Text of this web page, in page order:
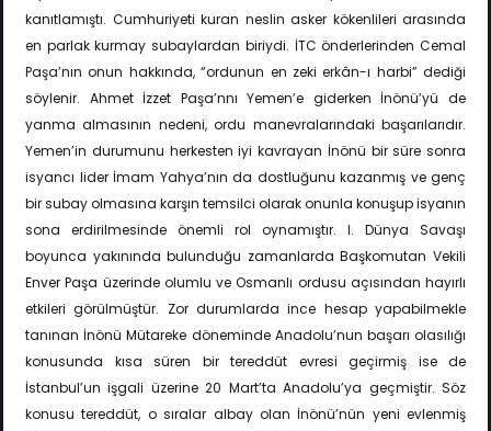
kanıtlamıştı. Cumhuriyeti kuran neslin asker kökenlileri arasında
en parlak kurmay subaylardan biriydi. İTC önderlerinden Cemal
Paşa’nın onun hakkında, “ordunun en zeki erkân-ı harbi” dediği
söylenir. Ahmet İzzet Paşa’nnı Yemen’e giderken İnönü’yü de
yanma almasının nedeni, ordu manevralarındaki başarılarıdır.
Yemen’in durumunu herkesten iyi kavrayan İnönü bir süre sonra
isyancı lider İmam Yahya’nın da dostluğunu kazanmış ve genç
bir subay olmasına karşın temsilci olarak onunla konuşup isyanın
sona erdirilmesinde önemli rol oynamıştır. I. Dünya Savaşı
boyunca yakınında bulunduğu zamanlarda Başkomutan Vekili
Enver Paşa üzerinde olumlu ve Osmanlı ordusu açısından hayırlı
etkileri görülmüştür. Zor durumlarda ince hesap yapabilmekle
tanınan İnönü Mütareke döneminde Anadolu’nun başarı olasılığı
konusunda kısa süren bir tereddüt evresi geçirmiş ise de
İstanbul’un işgali üzerine 20 Mart’ta Anadolu’ya geçmiştir. Söz
konusu tereddüt, o sıralar albay olan İnönü’nün yeni evlenmiş